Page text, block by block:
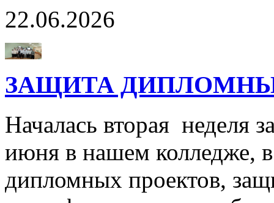
22.06.2026
ЗАЩИТА
Началась вторая неделя
июня в нашем колледже,
дипломных проектов,